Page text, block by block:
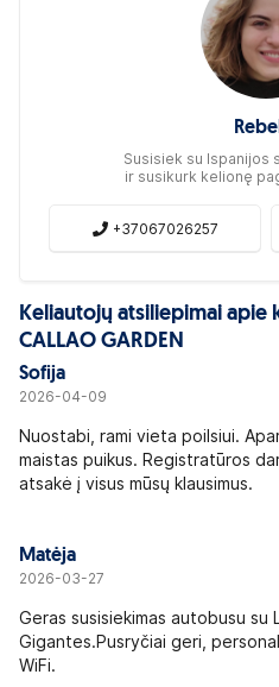
Susisiek su Ispanijos
ir susikurk kelionę
+37067026257
Keliautojų atsiliepimai apie
CALLAO GARDEN
Sofija
2026-04-09
Nuostabi, rami vieta poilsiui.
maistas puikus. Registratūros
atsakė į visus mūsų klausimus.
Matėja
2026-03-27
Geras susisiekimas autobusu su
Gigantes.Pusryčiai geri,
WiFi.